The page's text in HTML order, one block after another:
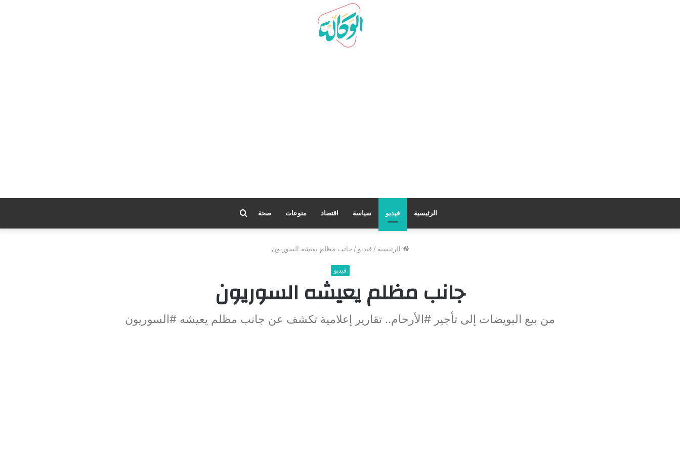
الرئيسية فيديو سياسة اقتصاد منوعات صحة
الرئيسية / فيديو / جانب مظلم يعيشه السوريون
فيديو
جانب مظلم يعيشه السوريون
من بيع البويضات إلى تأجير #الأرحام.. تقارير إعلامية تكشف عن جانب مظلم يعيشه #السوريون